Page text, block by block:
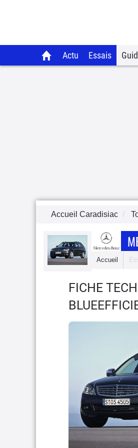
Actu Essais
Accueil Caradisiac
Accueil
FICHE